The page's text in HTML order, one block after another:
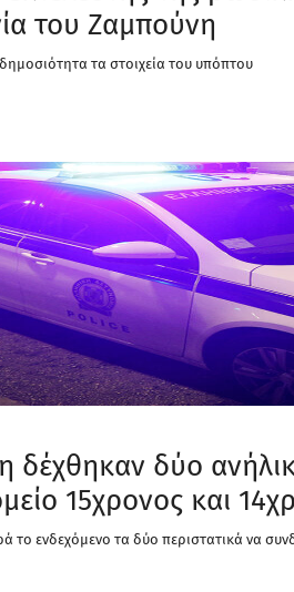
του Ζαμπούνη
τα στοιχεία του υπόπτου
δέχθηκαν δύο
15χρονος και
το ενδεχόμενο τα δύο περιστατικά να